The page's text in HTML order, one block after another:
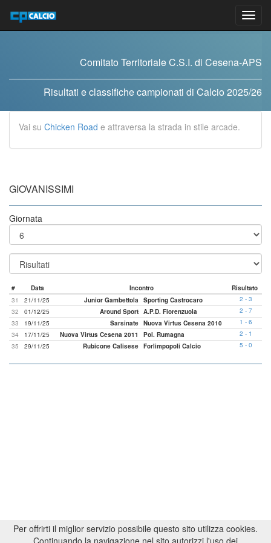
contenuto
Comitato Territoriale C.S.I. di Cesena-APS
Risultati e classifiche campionati di Calcio 2025/26
Vai su Chicken Road e attraversa la strada in stile arcade.
GIOVANISSIMI
Giornata
# Data Incontro
Risultato
31
21/11/25 Junior Gambettola Sporting Castrocaro
2 - 3
32
01/12/25 Around Sport A.P.D. Fiorenzuola
2 - 7
33
19/11/25 Sarsinate Nuova Virtus Cesena 2010
1 - 6
34
17/11/25 Nuova Virtus Cesena 2011 Pol. Rumagna
2 - 1
35
29/11/25 Rubicone Calisese Forlimpopoli Calcio 5 - 0
Per offrirti il miglior servizio possibile questo sito utilizza cookies.
Continuando la navigazione nel sito autorizzi l'uso dei